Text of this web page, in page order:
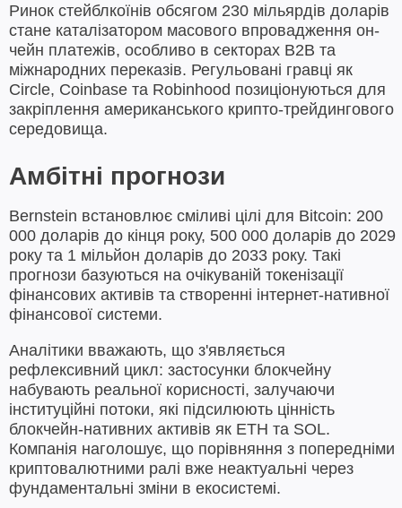
Ринок стейблкоїнів обсягом 230 мільярдів доларів
стане каталізатором масового впровадження он-
чейн платежів, особливо в секторах B2B та
міжнародних переказів. Регульовані гравці як
Circle, Coinbase та Robinhood позиціонуються для
закріплення американського крипто-трейдингового
середовища.
Амбітні прогнози
Bernstein встановлює сміливі цілі для Bitcoin: 200
000 доларів до кінця року, 500 000 доларів до 2029
року та 1 мільйон доларів до 2033 року. Такі
прогнози базуються на очікуваній токенізації
фінансових активів та створенні інтернет-нативної
фінансової системи.
Аналітики вважають, що з'являється
рефлексивний цикл: застосунки блокчейну
набувають реальної корисності, залучаючи
інституційні потоки, які підсилюють цінність
блокчейн-нативних активів як ETH та SOL.
Компанія наголошує, що порівняння з попередніми
криптовалютними ралі вже неактуальні через
фундаментальні зміни в екосистемі.